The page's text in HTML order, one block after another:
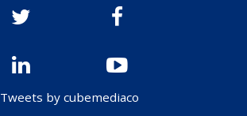
Tweets by cubemediaco